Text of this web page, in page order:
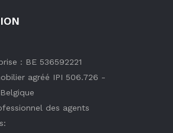
: BE 536592221
agréé IPI 506.726 -
des agents